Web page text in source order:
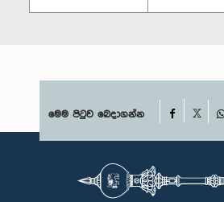
මෙම පිටුව බෙදාගන්න Facebook